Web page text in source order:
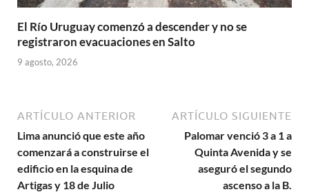
El Río Uruguay comenzó a descender y no se
registraron evacuaciones en Salto
9 agosto, 2026
ARTÍCULO ANTERIOR
Lima anunció que este año
comenzará a construirse el
edificio en la esquina de
Artigas y 18 de Julio
ARTÍCULO SIGUIENTE
Palomar venció 3 a 1 a
Quinta Avenida y se
aseguró el segundo
ascenso a la B.